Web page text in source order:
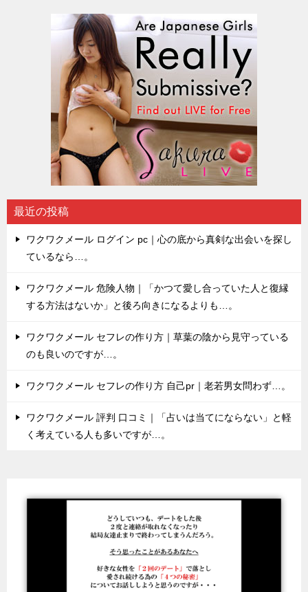
最近の投稿
ワクワクメール ログイン pc｜心の底から真剣な出会いを探し
ているなら…。
ワクワクメール 危険人物｜「かつて愛し合っていた人と復縁
する方法はないか」と後ろ向きになるよりも…。
ワクワクメール セフレの作り方｜草葉の陰から見守っている
のも良いのですが…。
ワクワクメール セフレの作り方 自己pr｜老若男女問わず…。
ワクワクメール 評判 口コミ｜「占いは当てにならない」と軽
く考えている人も多いですが…。